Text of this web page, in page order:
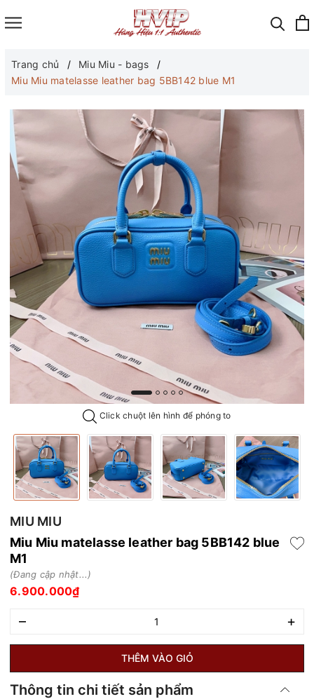
Trang chủ
Miu Miu - bags
Miu Miu matelasse leather bag 5BB142 blue M1
Click chuột lên hình để phóng to
MIU MIU
Miu Miu matelasse leather bag 5BB142 blue
M1
(Đang cập nhật...)
6.900.000₫
– +
THÊM VÀO GIỎ
Thông tin chi tiết sản phẩm